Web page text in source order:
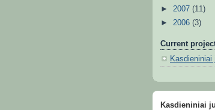
► 2007 (11)
► 2006 (3)
Current
Kasdieniniai
Kasdieniniai